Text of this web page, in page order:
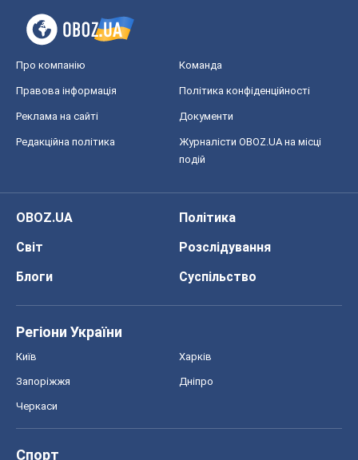
Про компанію Команда
Правова інформація Політика конфіденційності
Реклама на сайті Документи
Редакційна політика
Журналісти OBOZ.UA на місці
подій
OBOZ.UA
Політика
Світ
Розслідування
Блоги
Суспільство
Регіони України
Київ Харків
Запоріжжя Дніпро
Черкаси
Спорт